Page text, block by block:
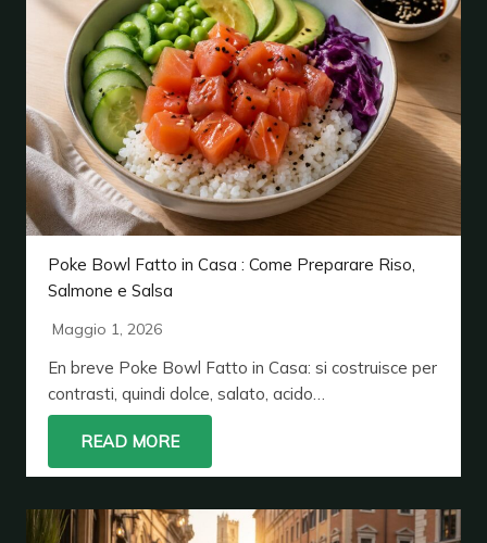
Poke Bowl Fatto in Casa : Come Preparare Riso,
Salmone e Salsa
Maggio 1, 2026
En breve Poke Bowl Fatto in Casa: si costruisce per
contrasti, quindi dolce, salato, acido…
READ MORE